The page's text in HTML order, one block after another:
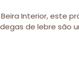
Interior, este
de lebre são